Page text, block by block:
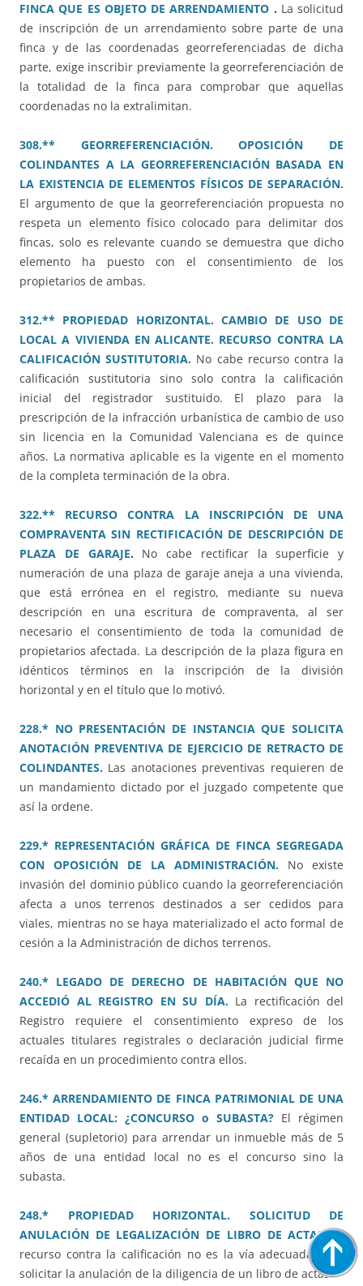
FINCA QUE ES OBJETO DE ARRENDAMIENTO . La solicitud
de inscripción de un arrendamiento sobre parte de una
finca y de las coordenadas georreferenciadas de dicha
parte, exige inscribir previamente la georreferenciación de
la totalidad de la finca para comprobar que aquellas
coordenadas no la extralimitan.
308.** GEORREFERENCIACIÓN. OPOSICIÓN DE
COLINDANTES A LA GEORREFERENCIACIÓN BASADA EN
LA EXISTENCIA DE ELEMENTOS FÍSICOS DE SEPARACIÓN.
El argumento de que la georreferenciación propuesta no
respeta un elemento físico colocado para delimitar dos
fincas, solo es relevante cuando se demuestra que dicho
elemento ha puesto con el consentimiento de los
propietarios de ambas.
312.** PROPIEDAD HORIZONTAL. CAMBIO DE USO DE
LOCAL A VIVIENDA EN ALICANTE. RECURSO CONTRA LA
CALIFICACIÓN SUSTITUTORIA. No cabe recurso contra la
calificación sustitutoria sino solo contra la calificación
inicial del registrador sustituido. El plazo para la
prescripción de la infracción urbanística de cambio de uso
sin licencia en la Comunidad Valenciana es de quince
años. La normativa aplicable es la vigente en el momento
de la completa terminación de la obra.
322.** RECURSO CONTRA LA INSCRIPCIÓN DE UNA
COMPRAVENTA SIN RECTIFICACIÓN DE DESCRIPCIÓN DE
PLAZA DE GARAJE. No cabe rectificar la superficie y
numeración de una plaza de garaje aneja a una vivienda,
que está errónea en el registro, mediante su nueva
descripción en una escritura de compraventa, al ser
necesario el consentimiento de toda la comunidad de
propietarios afectada. La descripción de la plaza figura en
idénticos términos en la inscripción de la división
horizontal y en el título que lo motivó.
228.* NO PRESENTACIÓN DE INSTANCIA QUE SOLICITA
ANOTACIÓN PREVENTIVA DE EJERCICIO DE RETRACTO DE
COLINDANTES. Las anotaciones preventivas requieren de
un mandamiento dictado por el juzgado competente que
así la ordene.
229.* REPRESENTACIÓN GRÁFICA DE FINCA SEGREGADA
CON OPOSICIÓN DE LA ADMINISTRACIÓN. No existe
invasión del dominio público cuando la georreferenciación
afecta a unos terrenos destinados a ser cedidos para
viales, mientras no se haya materializado el acto formal de
cesión a la Administración de dichos terrenos.
240.* LEGADO DE DERECHO DE HABITACIÓN QUE NO
ACCEDIÓ AL REGISTRO EN SU DÍA.La rectificación del
Registro requiere el consentimiento expreso de los
actuales titulares registrales o declaración judicial firme
recaída en un procedimiento contra ellos.
246.* ARRENDAMIENTO DE FINCA PATRIMONIAL DE UNA
ENTIDAD LOCAL: ¿CONCURSO o SUBASTA? El régimen
general (supletorio) para arrendar un inmueble más de 5
años de una entidad local no es el concurso sino la
subasta.
248.* PROPIEDAD HORIZONTAL. SOLICITUD DE
ANULACIÓN DE LEGALIZACIÓN DE LIBRO DE ACTAS.El
recurso contra la calificación no es la vía adecuada para
solicitar la anulación de la diligencia de un libro de actas.